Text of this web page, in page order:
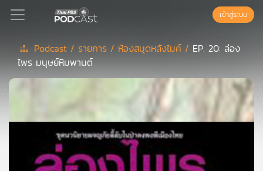
Podcast
ย์
เข้าสู่ระบบ
Podcast / รายการ / ห้องสมุดหลังไมค์ / EP. 20: ล่อง
ไพร มนุษย์หิมพานต์